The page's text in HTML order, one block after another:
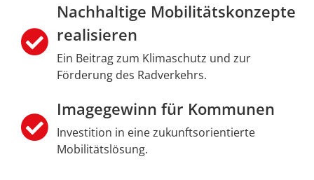
Nachhaltige Mobilitätskonzepte
realisieren
Ein Beitrag zum Klimaschutz und zur
Förderung des Radverkehrs.
Imagegewinn für Kommunen
Investition in eine zukunftsorientierte
Mobilitätslösung.